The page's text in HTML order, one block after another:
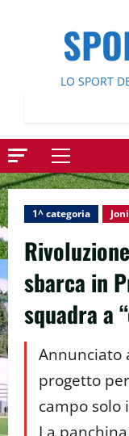
LO SPORT
Menu
principale
1^ categoria
sbarca in
squadra a
Annunciato
progetto
campo solo
La